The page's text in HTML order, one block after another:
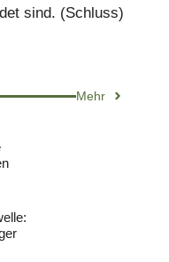
sind. (Schluss)
Mehr